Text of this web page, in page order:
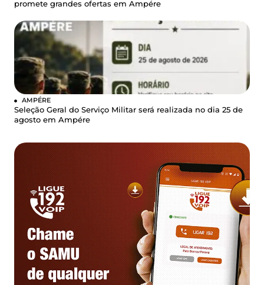
promete grandes ofertas em Ampére
AMPÉRE
Seleção Geral do Serviço Militar será realizada no dia 25 de
agosto em Ampére